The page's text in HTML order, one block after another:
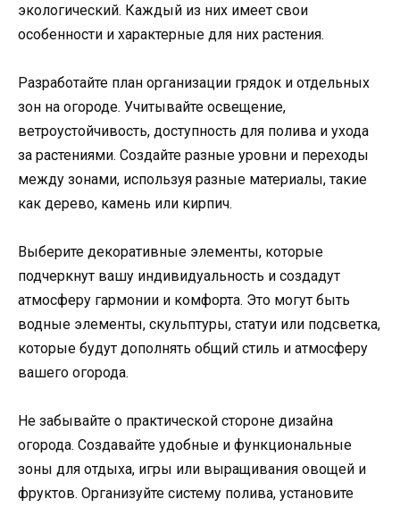
экологический. Каждый из них имеет свои
особенности и характерные для них растения.
Разработайте план организации грядок и отдельных
зон на огороде. Учитывайте освещение,
ветроустойчивость, доступность для полива и ухода
за растениями. Создайте разные уровни и переходы
между зонами, используя разные материалы, такие
как дерево, камень или кирпич.
Выберите декоративные элементы, которые
подчеркнут вашу индивидуальность и создадут
атмосферу гармонии и комфорта. Это могут быть
водные элементы, скульптуры, статуи или подсветка,
которые будут дополнять общий стиль и атмосферу
вашего огорода.
Не забывайте о практической стороне дизайна
огорода. Создавайте удобные и функциональные
зоны для отдыха, игры или выращивания овощей и
фруктов. Организуйте систему полива, установите